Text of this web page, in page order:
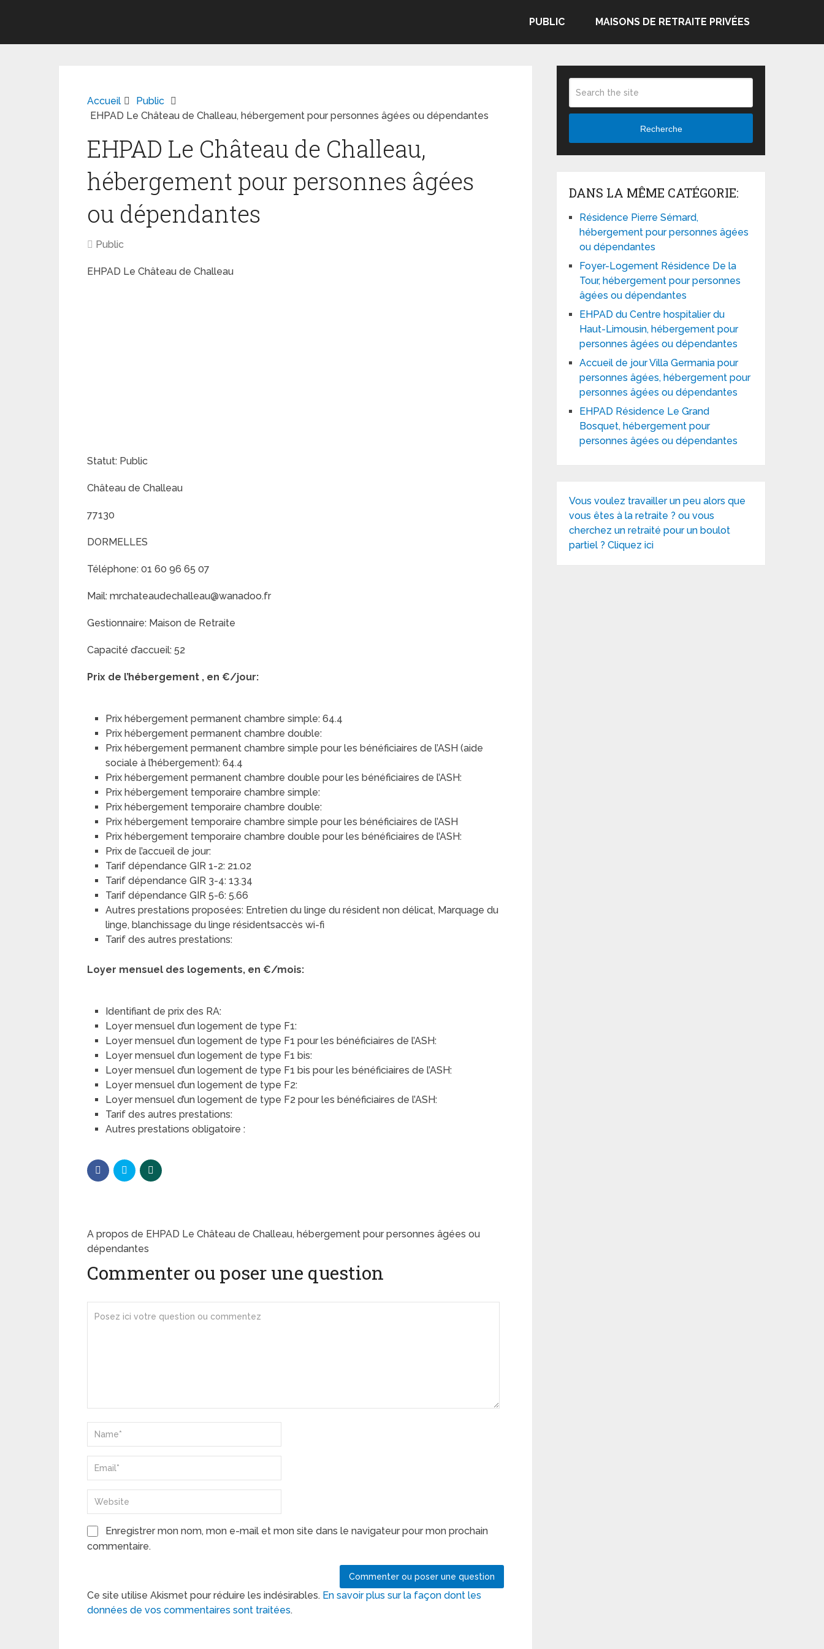
PUBLIC MAISONS DE RETRAITE PRIVÉES
Accueil
Public
EHPAD Le Château de Challeau, hébergement pour personnes âgées ou dépendantes
EHPAD Le Château de Challeau,
hébergement pour personnes âgées
ou dépendantes
Public
EHPAD Le Château de Challeau
Statut: Public
Château de Challeau
77130
DORMELLES
Téléphone: 01 60 96 65 07
Mail: mrchateaudechalleau@wanadoo.fr
Gestionnaire: Maison de Retraite
Capacité d’accueil: 52
Prix de l’hébergement , en €/jour:
Prix hébergement permanent chambre simple: 64.4
Prix hébergement permanent chambre double:
Prix hébergement permanent chambre simple pour les bénéficiaires de l’ASH (aide
sociale à l’hébergement): 64.4
Prix hébergement permanent chambre double pour les bénéficiaires de l’ASH:
Prix hébergement temporaire chambre simple:
Prix hébergement temporaire chambre double:
Prix hébergement temporaire chambre simple pour les bénéficiaires de l’ASH
Prix hébergement temporaire chambre double pour les bénéficiaires de l’ASH:
Prix de l’accueil de jour:
Tarif dépendance GIR 1-2: 21.02
Tarif dépendance GIR 3-4: 13.34
Tarif dépendance GIR 5-6: 5.66
Autres prestations proposées: Entretien du linge du résident non délicat, Marquage du
linge, blanchissage du linge résidentsaccès wi-fi
Tarif des autres prestations:
Loyer mensuel des logements, en €/mois:
Identifiant de prix des RA:
Loyer mensuel d’un logement de type F1:
Loyer mensuel d’un logement de type F1 pour les bénéficiaires de l’ASH:
Loyer mensuel d’un logement de type F1 bis:
Loyer mensuel d’un logement de type F1 bis pour les bénéficiaires de l’ASH:
Loyer mensuel d’un logement de type F2:
Loyer mensuel d’un logement de type F2 pour les bénéficiaires de l’ASH:
Tarif des autres prestations:
Autres prestations obligatoire :
A propos de EHPAD Le Château de Challeau, hébergement pour personnes âgées ou
dépendantes
Commenter ou poser une question
Enregistrer mon nom, mon e-mail et mon site dans le navigateur pour mon prochain
commentaire.
Ce site utilise Akismet pour réduire les indésirables. En savoir plus sur la façon dont les
données de vos commentaires sont traitées.
Recherche
DANS LA MÊME CATÉGORIE:
Résidence Pierre Sémard,
hébergement pour personnes âgées
ou dépendantes
Foyer-Logement Résidence De la
Tour, hébergement pour personnes
âgées ou dépendantes
EHPAD du Centre hospitalier du
Haut-Limousin, hébergement pour
personnes âgées ou dépendantes
Accueil de jour Villa Germania pour
personnes âgées, hébergement pour
personnes âgées ou dépendantes
EHPAD Résidence Le Grand
Bosquet, hébergement pour
personnes âgées ou dépendantes
Vous voulez travailler un peu alors que
vous êtes à la retraite ? ou vous
cherchez un retraité pour un boulot
partiel ? Cliquez ici